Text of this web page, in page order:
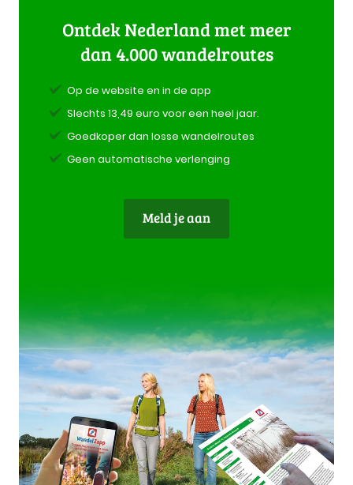
Ontdek Nederland met meer
dan 4.000 wandelroutes
Op de website en in de app
Slechts 13,49 euro voor een heel jaar.
Goedkoper dan losse wandelroutes
Geen automatische verlenging
Meld je aan